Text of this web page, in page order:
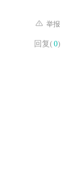
举报
回复(0)